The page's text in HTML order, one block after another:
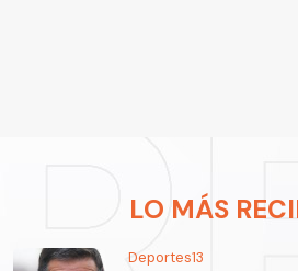
LO MÁS
Deportes13